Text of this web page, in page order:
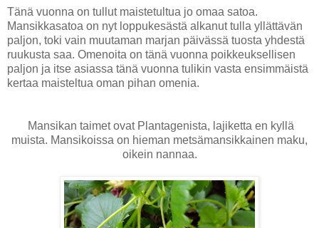
Tänä vuonna on tullut maistetultua jo omaa satoa.
Mansikkasatoa on nyt loppukesästä alkanut tulla yllättävän
paljon, toki vain muutaman marjan päivässä tuosta yhdestä
ruukusta saa. Omenoita on tänä vuonna poikkeuksellisen
paljon ja itse asiassa tänä vuonna tulikin vasta ensimmäistä
kertaa maisteltua oman pihan omenia.
Mansikan taimet ovat Plantagenista, lajiketta en kyllä
muista. Mansikoissa on hieman metsämansikkainen maku,
oikein nannaa.